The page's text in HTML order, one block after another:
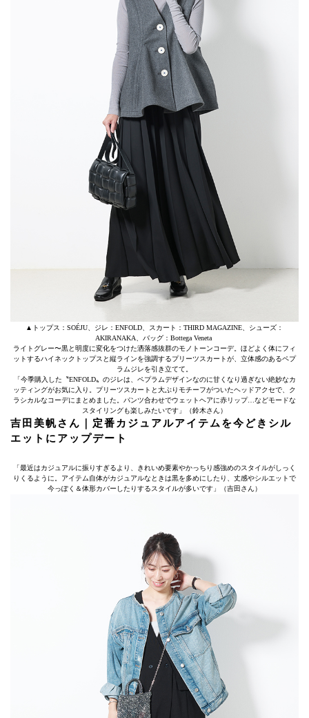
▲トップス：SOÉJU、ジレ：ENFOLD、スカート：THIRD MAGAZINE、シューズ：
AKIRANAKA、バッグ：Bottega Veneta
ライトグレー〜黒と明度に変化をつけた洒落感抜群のモノトーンコーデ。ほどよく体にフィ
ットするハイネックトップスと縦ラインを強調するプリーツスカートが、立体感のあるペプ
ラムジレを引き立てて。
「今季購入した〝ENFOLD〟のジレは、ペプラムデザインなのに甘くなり過ぎない絶妙なカ
ッティングがお気に入り。プリーツスカートと大ぶりモチーフがついたヘッドアクセで、ク
ラシカルなコーデにまとめました。パンツ合わせでウェットヘアに赤リップ…などモードな
スタイリングも楽しみたいです」（鈴木さん）
吉田美帆さん｜定番カジュアルアイテムを今どきシル
エットにアップデート
「最近はカジュアルに振りすぎるより、きれいめ要素やかっちり感強めのスタイルがしっく
りくるように。アイテム自体がカジュアルなときは黒を多めにしたり、丈感やシルエットで
今っぽく＆体形カバーしたりするスタイルが多いです」（吉田さん）